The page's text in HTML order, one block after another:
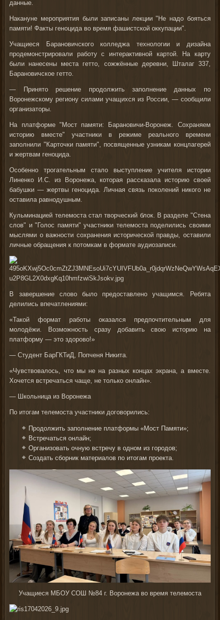
данные.
Накануне мероприятия были записаны лекции "Не надо бояться
памяти! Факты геноцида во время фашистской оккупации".
Учащиеся Барановичского колледжа технологии и дизайна
продемонстрировали работу с интерактивной картой. На карту
были нанесены места гетто, сожжённые деревни, Шталаг 337,
Барановичское гетто.
— Принято решение продолжить заполнение данных по
Воронежскому региону силами учащихся из России, — сообщили
организаторы.
На платформе "Мост памяти: Барановичи-Воронеж. Сохраняем
историю вместе" участники в режиме реального времени
заполнили "Карточки памяти", посвященные узникам концлагерей
и жертвам геноцида.
Особенно трогательным стало выступление учителя истории
Линенко И.С. из Воронежа, которая рассказала историю своей
бабушки — жертвы геноцида. Личная связь поколений никого не
оставила равнодушным.
Кульминацией телемоста стал творческий блок. В разделе "Стена
слов" и "Голос памяти" участники телемоста поделились своими
мыслями о важности сохранения исторической правды, оставили
личные обращения к потомкам в формате аудиозаписи.
В завершение слово было предоставлено учащимся. Ребята
делились впечатлениями:
«Такой формат работы оказался предпочтительным для
молодёжи. Возможность сразу добавить свою историю на
платформу — это здорово!»
— Студент БарГКТиД, Попченя Никита.
«Чувствовалось, что мы не на разных концах экрана, а вместе.
Хочется встречаться чаще, не только онлайн».
— Школьница из Воронежа
По итогам телемоста участники договорились:
Продолжить заполнение платформы «Мост Памяти»;
Встречаться онлайн;
Организовать очную встречу в одном из городов;
Создать сборник материалов по итогам проекта.
Учащиеся МБОУ СОШ №84 г. Воронежа во время телемоста